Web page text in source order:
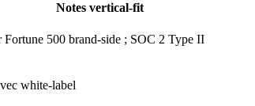
Notes vertical-fit
500 brand-side ; SOC 2 Type II
white-label